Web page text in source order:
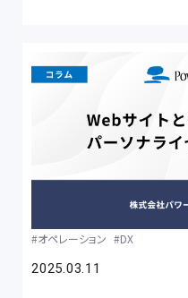
オペレーション DX
2025.03.11